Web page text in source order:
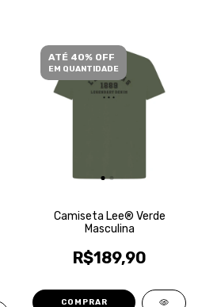
ATÉ 40% OFF
EM QUANTIDADE
Camiseta Lee® Verde
Masculina
R$189,90
COMPRAR